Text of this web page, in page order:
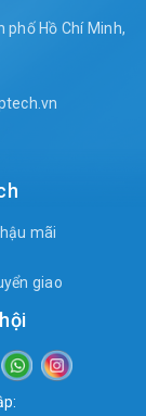
phố Hồ Chí Minh,
mãi
giao